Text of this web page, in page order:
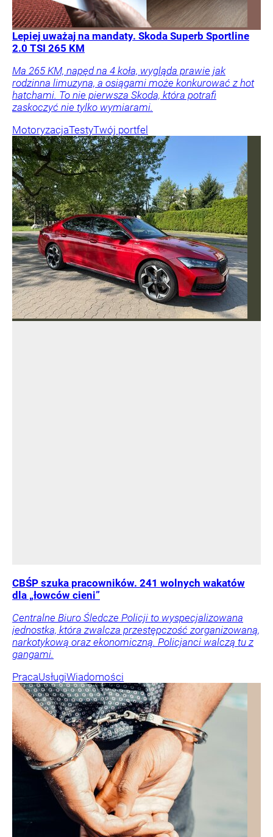
Lepiej uważaj na mandaty. Skoda Superb Sportline
2.0 TSI 265 KM
Ma 265 KM, napęd na 4 koła, wygląda prawie jak
rodzinna limuzyna, a osiągami może konkurować z hot
hatchami. To nie pierwsza Skoda, która potrafi
zaskoczyć nie tylko wymiarami.
MotoryzacjaTestyTwój portfel
CBŚP szuka pracowników. 241 wolnych wakatów
dla „łowców cieni”
Centralne Biuro Śledcze Policji to wyspecjalizowana
jednostka, która zwalcza przestępczość zorganizowaną,
narkotykową oraz ekonomiczną. Policjanci walczą tu z
gangami.
PracaUsługiWiadomości